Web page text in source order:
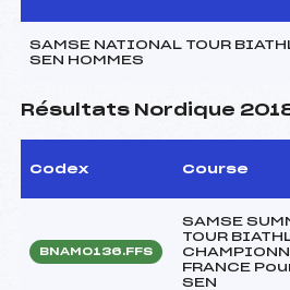
SAMSE NATIONAL TOUR
SEN HOMMES
Résultats Nordique
Codex Course
BNAM0136.FFS
SAMSE
TOUR
FRANCE
SEN